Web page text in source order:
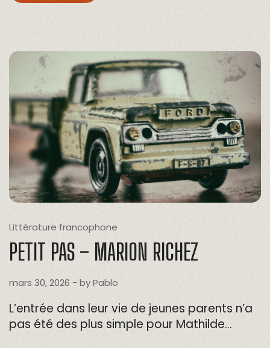
Littérature francophone
PETIT PAS – MARION RICHEZ
mars 30, 2026 - byPablo
L’entrée dans leur vie de jeunes parents n’a
pas été des plus simple pour Mathilde…